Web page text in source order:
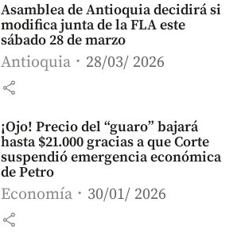
Asamblea de Antioquia decidirá si
modifica junta de la FLA este
sábado 28 de marzo
Antioquia 28/03/ 2026
share
¡Ojo! Precio del “guaro” bajará
hasta $21.000 gracias a que Corte
suspendió emergencia económica
de Petro
Economía 30/01/ 2026
share